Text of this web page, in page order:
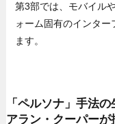
第3部では、モバイル
ォーム固有のインタ
ます。
「ペルソナ」手法
アラン・クーパーが